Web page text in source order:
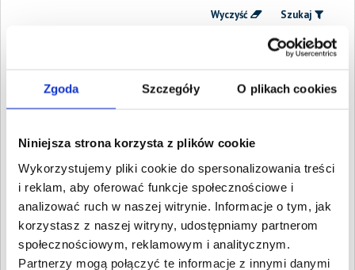
Zgoda Szczegóły O plikach cookies
Niniejsza strona korzysta z plików cookie
Wykorzystujemy pliki cookie do spersonalizowania treści
i reklam, aby oferować funkcje społecznościowe i
analizować ruch w naszej witrynie. Informacje o tym, jak
korzystasz z naszej witryny, udostępniamy partnerom
społecznościowym, reklamowym i analitycznym.
Partnerzy mogą połączyć te informacje z innymi danymi
Wyczyść Szukaj
228 937,70 PLN
publikacji
MAŃKOWSKI
Sosnowiec, Śląskie
Agata Katarzyna
Grabas
Sosnowiec, Śląskie
18 937,39 PLN
23 listopada
ROKOWSKI
RADOSŁAW P.P.U.H.
"SALAMANDER"
Sosnowiec, Śląskie
1 261,92 PLN
10 listopada